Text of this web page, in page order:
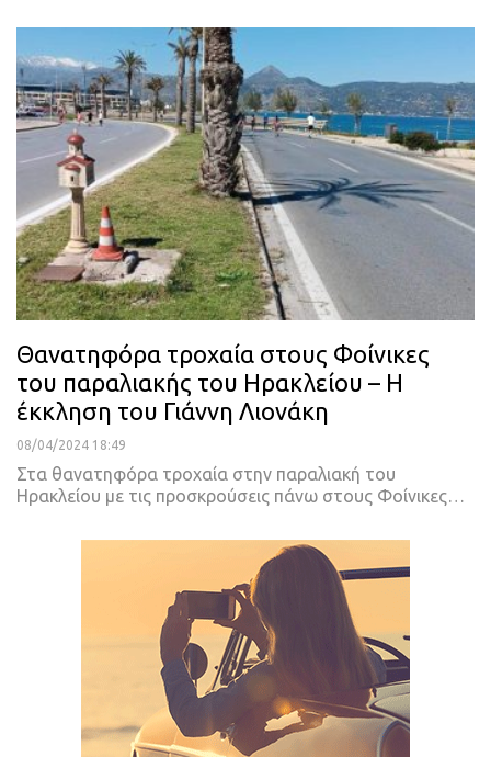
Θανατηφόρα τροχαία στους Φοίνικες
του παραλιακής του Ηρακλείου – Η
έκκληση του Γιάννη Λιονάκη
08/04/2024 18:49
Στα θανατηφόρα τροχαία στην παραλιακή του
Ηρακλείου με τις προσκρούσεις πάνω στους Φοίνικες…